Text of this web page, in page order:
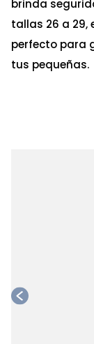
brinda
tallas 26 a 29,
perfecto para
tus pequeñas.